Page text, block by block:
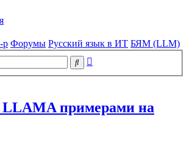
р Форумы Русский язык в ИТ БЯМ (LLM)
Поиск
LLAMA примерами на